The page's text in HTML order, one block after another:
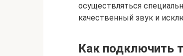
осуществляться
качественный звук и
Как подключить